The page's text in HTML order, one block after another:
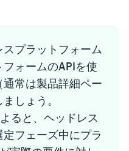
プラットフォーム
ォームのAPIを使
常は製品詳細ペー
しょう。
ると、ヘッドレス
フェーズ中にプラ